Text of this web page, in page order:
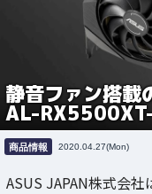
静音ファン搭載
AL-
商品情報 2020.04.27(Mon)
ASUS JAPAN株式会